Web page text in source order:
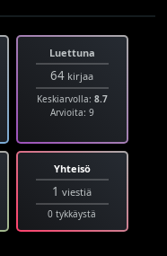
Luettuna
64 kirjaa
Keskiarvolla: 8.7
Arvioita: 9
Yhteisö
1 viestiä
0 tykkäystä